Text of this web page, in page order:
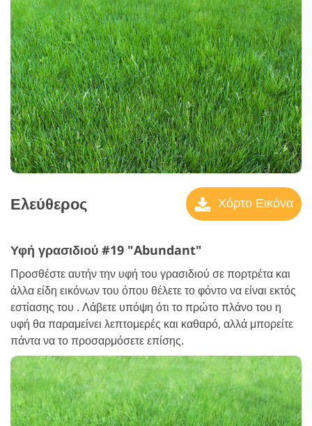
Ελεύθερος Χόρτο Εικόνα
Υφή γρασιδιού #19 "Abundant"
Προσθέστε αυτήν την υφή του γρασιδιού σε πορτρέτα και
άλλα είδη εικόνων του όπου θέλετε το φόντο να είναι εκτός
εστίασης του . Λάβετε υπόψη ότι το πρώτο πλάνο του η
υφή θα παραμείνει λεπτομερές και καθαρό, αλλά μπορείτε
πάντα να το προσαρμόσετε επίσης.